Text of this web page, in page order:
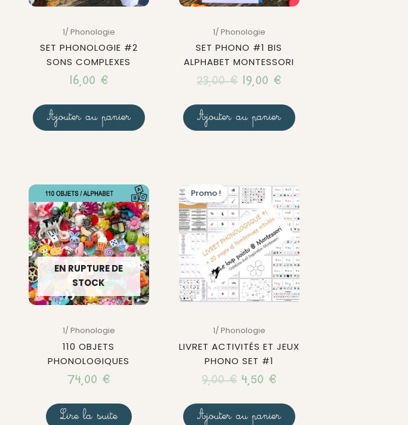
1/ Phonologie
SET PHONOLOGIE #2
SONS COMPLEXES
16,00 €
Ajouter au panier
1/ Phonologie
SET PHONO #1 BIS
ALPHABET MONTESSORI
23,00€ 19,00 €
Ajouter au panier
EN RUPTURE DE
STOCK
1/ Phonologie
110 OBJETS
PHONOLOGIQUES
74,00 €
Lire la suite
Promo !
1/ Phonologie
LIVRET ACTIVITÉS ET JEUX
PHONO SET #1
9,00€
prix
initial
était :
9,00 €.
4,50 €
prix
actuel
est :
4,50 €.
Ajouter au panier